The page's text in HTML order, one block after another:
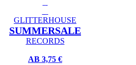
GLITTERHOUSE
SUMMERSALE
RECORDS
AB 3,75 €